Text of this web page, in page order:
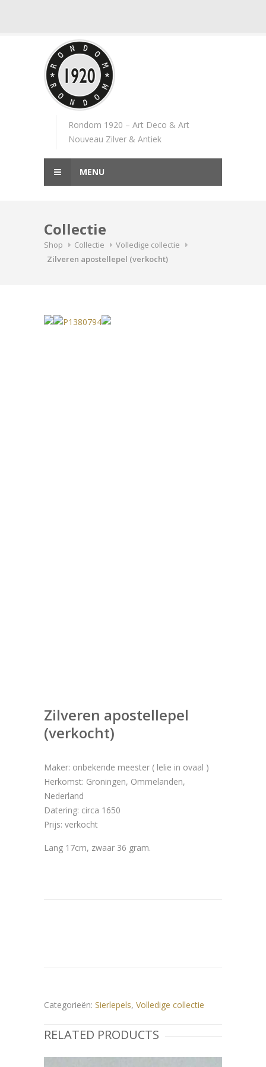
Rondom 1920 – Art Deco & Art
Nouveau Zilver & Antiek
MENU
Collectie
Shop Collectie
Volledige collectie
Zilveren apostellepel (verkocht)
Zilveren apostellepel
(verkocht)
Maker: onbekende meester ( lelie in ovaal )
Herkomst: Groningen, Ommelanden,
Nederland
Datering: circa 1650
Prijs: verkocht
Lang 17cm, zwaar 36 gram.
Categorieën: Sierlepels, Volledige collectie
RELATED PRODUCTS